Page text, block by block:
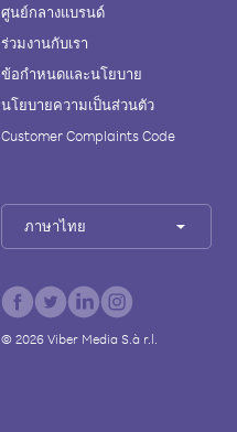
ศูนย์กลางแบรนด์
ร่วมงานกับเรา
ข้อกำหนดและนโยบาย
นโยบายความเป็นส่วนตัว
Customer Complaints Code
ภาษาไทย
© 2026Viber Media S.à r.l.